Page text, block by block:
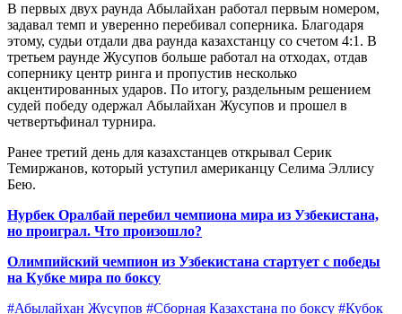
В первых двух раунда Абылайхан работал первым номером,
задавал темп и уверенно перебивал соперника. Благодаря
этому, судьи отдали два раунда казахстанцу со счетом 4:1. В
третьем раунде Жусупов больше работал на отходах, отдав
сопернику центр ринга и пропустив несколько
акцентированных ударов. По итогу, раздельным решением
судей победу одержал Абылайхан Жусупов и прошел в
четвертьфинал турнира.
Ранее третий день для казахстанцев открывал Серик
Темиржанов, который уступил американцу Селима Эллису
Бею.
Нурбек Оралбай перебил чемпиона мира из Узбекистана,
но проиграл. Что произошло?
Олимпийский чемпион из Узбекистана стартует с победы
на Кубке мира по боксу
#Абылайхан Жусупов #Сборная Казахстана по боксу #Кубок